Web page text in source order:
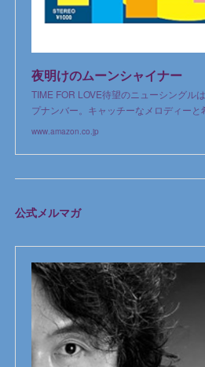
夜明けのムーンシャイナー
TIME FOR LOVE待望のニューシングル
プナンバー。キャッチーなメロディーと
www.amazon.co.jp
公式メルマガ